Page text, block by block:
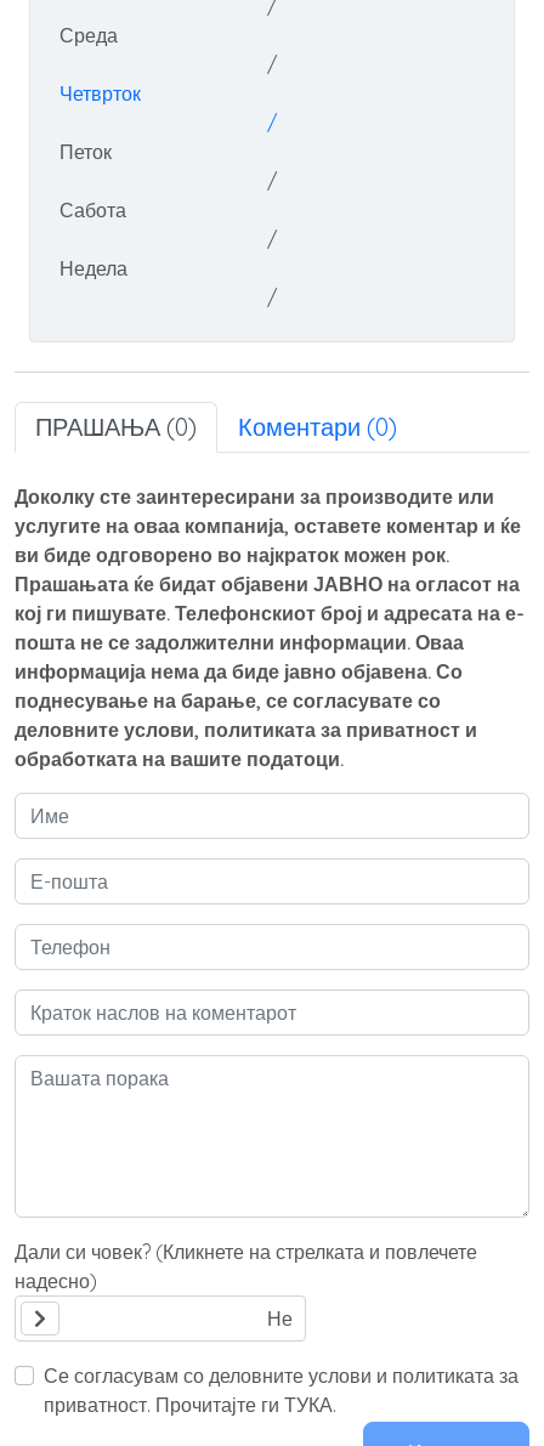
/
Среда
/
Четврток
/
Петок
/
Сабота
/
Недела
/
ПРАШАЊА (0) Коментари (0)
Доколку сте заинтересирани за производите или
услугите на оваа компанија, оставете коментар и ќе
ви биде одговорено во најкраток можен рок.
Прашањата ќе бидат објавени ЈАВНО на огласот на
кој ги пишувате. Телефонскиот број и адресата на е-
пошта не се задолжителни информации. Оваа
информација нема да биде јавно објавена. Со
поднесување на барање, се согласувате со
деловните услови, политиката за приватност и
обработката на вашите податоци.
Дали си човек? (Кликнете на стрелката и повлечете
надесно)
Се согласувам со деловните услови и политиката за
приватност. Прочитајте ги ТУКА.